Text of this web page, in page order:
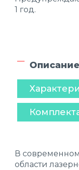
1 год.
Описание
В
области